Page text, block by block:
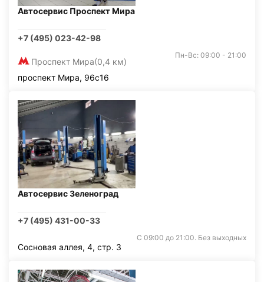
Автосервис Проспект Мира
+7 (495) 023-42-98
Проспект Мира(0,4 км)
Пн-Вс: 09:00 - 21:00
проспект Мира, 96с16
Автосервис Зеленоград
+7 (495) 431-00-33
С 09:00 до 21:00. Без выходных
Сосновая аллея, 4, стр. 3